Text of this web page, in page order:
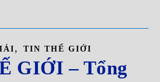
, TIN THẾ GIỚI
GIỚI – Tổng